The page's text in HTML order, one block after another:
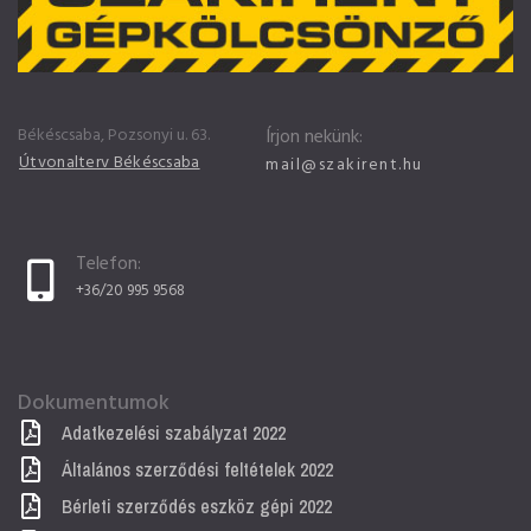
Békéscsaba, Pozsonyi u. 63.
Útvonalterv Békéscsaba
Írjon nekünk:
mail@szakirent.hu
Telefon:
+36/20 995 9568
Dokumentumok
Adatkezelési szabályzat 2022
Általános szerződési feltételek 2022
Bérleti szerződés eszköz gépi 2022